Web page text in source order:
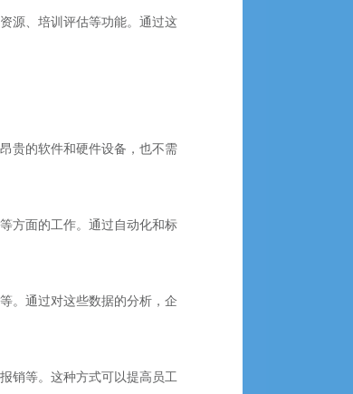
源、培训评估等功能。通过这
贵的软件和硬件设备，也不需
方面的工作。通过自动化和标
。通过对这些数据的分析，企
销等。这种方式可以提高员工